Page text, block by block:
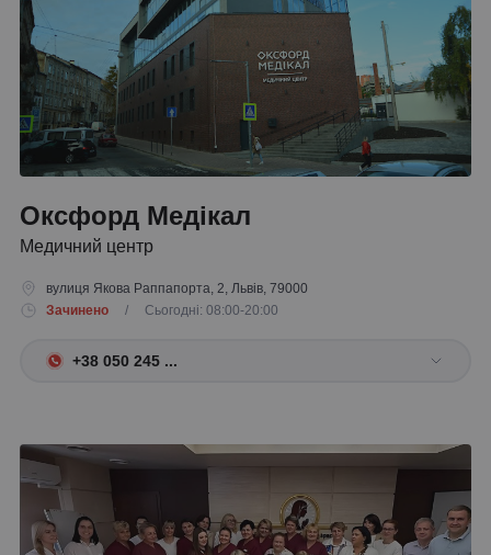
Оксфорд Медікал
Медичний центр
вулиця Якова Раппапорта, 2, Львів, 79000
Зачинено
/ Сьогодні: 08:00-20:00
+38 050 245 ...